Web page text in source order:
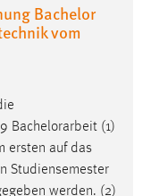
Bachelor
vom
Bachelorarbeit (1)
ersten auf das
Studiensemester
werden. (2)